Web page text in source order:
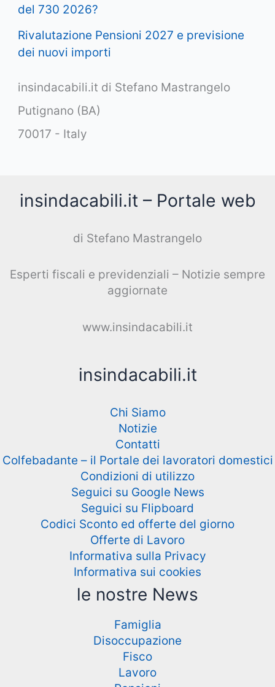
del 730 2026?
Rivalutazione Pensioni 2027 e previsione
dei nuovi importi
insindacabili.it di Stefano Mastrangelo
Putignano (BA)
70017 - Italy
insindacabili.it – Portale web
di Stefano Mastrangelo
Esperti fiscali e previdenziali – Notizie sempre
aggiornate
www.insindacabili.it
insindacabili.it
Chi Siamo
Notizie
Contatti
Colfebadante – il Portale dei lavoratori domestici
Condizioni di utilizzo
Seguici su Google News
Seguici su Flipboard
Codici Sconto ed offerte del giorno
Offerte di Lavoro
Informativa sulla Privacy
Informativa sui cookies
le nostre News
Famiglia
Disoccupazione
Fisco
Lavoro